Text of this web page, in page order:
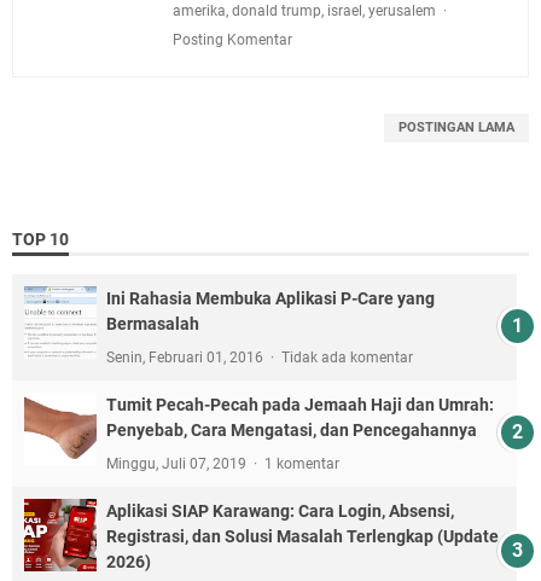
amerika, donald trump, israel, yerusalem
Posting Komentar
POSTINGAN LAMA
TOP 10
Ini Rahasia Membuka Aplikasi P-Care yang
Bermasalah
Senin, Februari 01, 2016 Tidak ada komentar
Tumit Pecah-Pecah pada Jemaah Haji dan Umrah:
Penyebab, Cara Mengatasi, dan Pencegahannya
Minggu, Juli 07, 2019 1 komentar
Aplikasi SIAP Karawang: Cara Login, Absensi,
Registrasi, dan Solusi Masalah Terlengkap (Update
2026)